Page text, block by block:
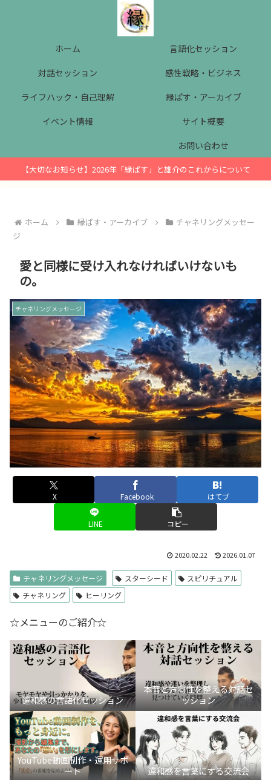
ホーム
言語化セッション
対話セッション
感性戦略・ビジネス
ライフハック・自己理解
縁ぱす・アーカイブ
イベント情報
サイト概要
お問い合わせ
【大切なお知らせ】2026年「縁ぱす」と雄介のこれからについて
ホーム 縁ぱす・アーカイブ
チャネリングメッセー
ジ
愛と同様に受け入れなければいけないも
の。
チャネリングメッセージ
X Facebook はてブ
LINE コピー
2020.02.22 2026.01.07
チャネリングメッセージ スターシード
スピリチュアル
チャネリング
ヒーリング
☆メニューのご紹介☆
違和感の言語化セッション
本音と方向性を整える対話セ
ッション
YouTube動画制作・運用サポ
ート
違和感を言葉にする交流会